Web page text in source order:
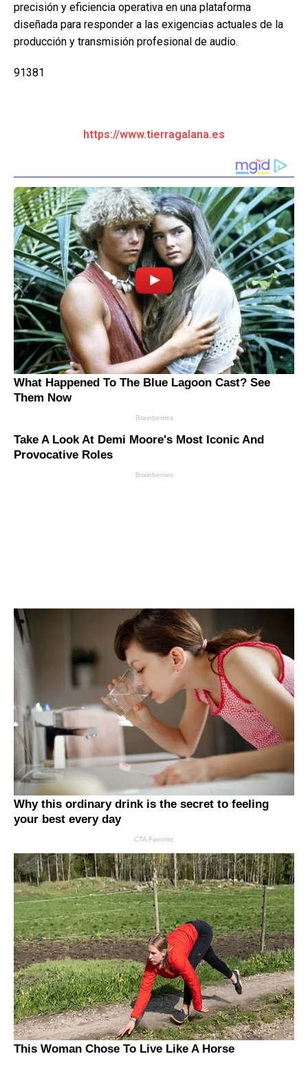
precisión y eficiencia operativa en una plataforma
diseñada para responder a las exigencias actuales de la
producción y transmisión profesional de audio.
91381
https://www.tierragalana.es